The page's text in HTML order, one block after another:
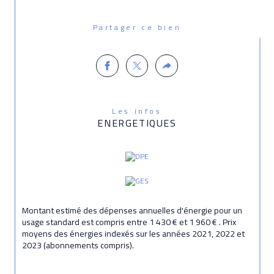
Partager ce bien
Les infos
ENERGETIQUES
Montant estimé des dépenses annuelles d'énergie pour un
usage standard est compris entre 1 430 € et 1 960 € . Prix
moyens des énergies indexés sur les années 2021, 2022 et
2023 (abonnements compris).